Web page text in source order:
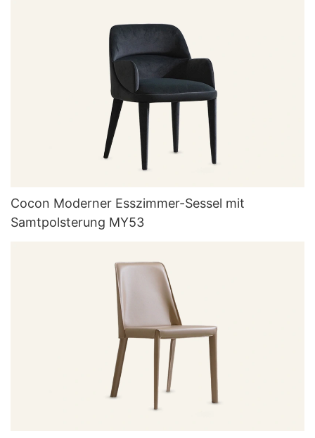
Cocon Moderner Esszimmer-Sessel mit
Samtpolsterung MY53